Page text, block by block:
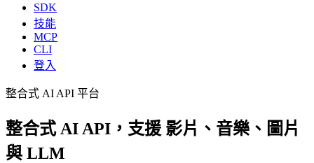
SDK
技能
MCP
CLI
登入
整合式 AI API 平台
整合式 AI API，支援 影片、音樂、圖片
與 LLM